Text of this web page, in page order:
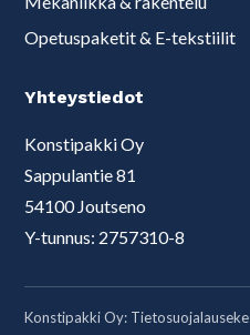
Opetuspaketit & E-tekstiilit
Yhteystiedot
Konstipakki Oy
Sappulantie 81
54100 Joutseno
Y-tunnus: 2757310-8
Konstipakki Oy: Tietosuojalauseke